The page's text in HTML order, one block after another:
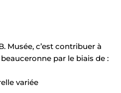
Musée, c’est contribuer à
par le biais de :
variée